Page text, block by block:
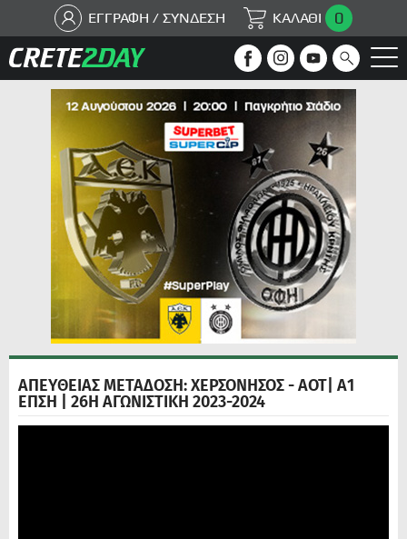
ΕΓΓΡΑΦΗ / ΣΥΝΔΕΣΗ ΚΑΛΑΘΙ 0
ΑΠΕΥΘΕΙΑΣ ΜΕΤΑΔΟΣΗ: ΧΕΡΣΟΝΗΣΟΣ - ΑΟΤ| Α1
ΕΠΣΗ | 26Η ΑΓΩΝΙΣΤΙΚΗ 2023-2024